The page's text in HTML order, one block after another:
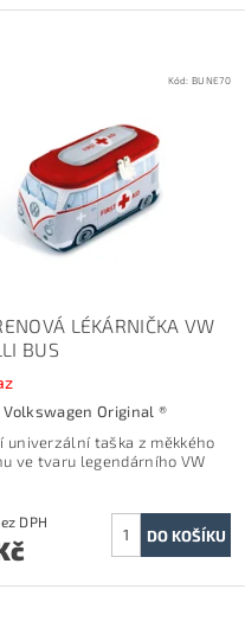
Kód:BUNE70
LÉKÁRNIČKA VW
BUS
Volkswagen Original ®
univerzální taška z měkkého
ve tvaru legendárního VW
Kč bez DPH